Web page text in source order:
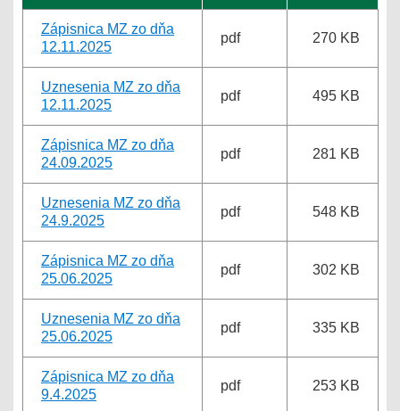
Zápisnica MZ zo dňa
12.11.2025
pdf 270 KB
Uznesenia MZ zo dňa
12.11.2025
pdf 495 KB
Zápisnica MZ zo dňa
24.09.2025
pdf 281 KB
Uznesenia MZ zo dňa
24.9.2025
pdf 548 KB
Zápisnica MZ zo dňa
25.06.2025
pdf 302 KB
Uznesenia MZ zo dňa
25.06.2025
pdf 335 KB
Zápisnica MZ zo dňa
9.4.2025
pdf 253 KB